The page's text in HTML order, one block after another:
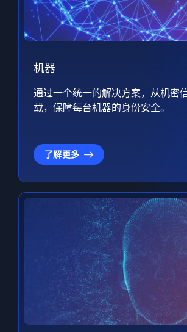
机器
通过一个统一的解决方案，从机密
载，保障每台机器的身份安全。
了解更多